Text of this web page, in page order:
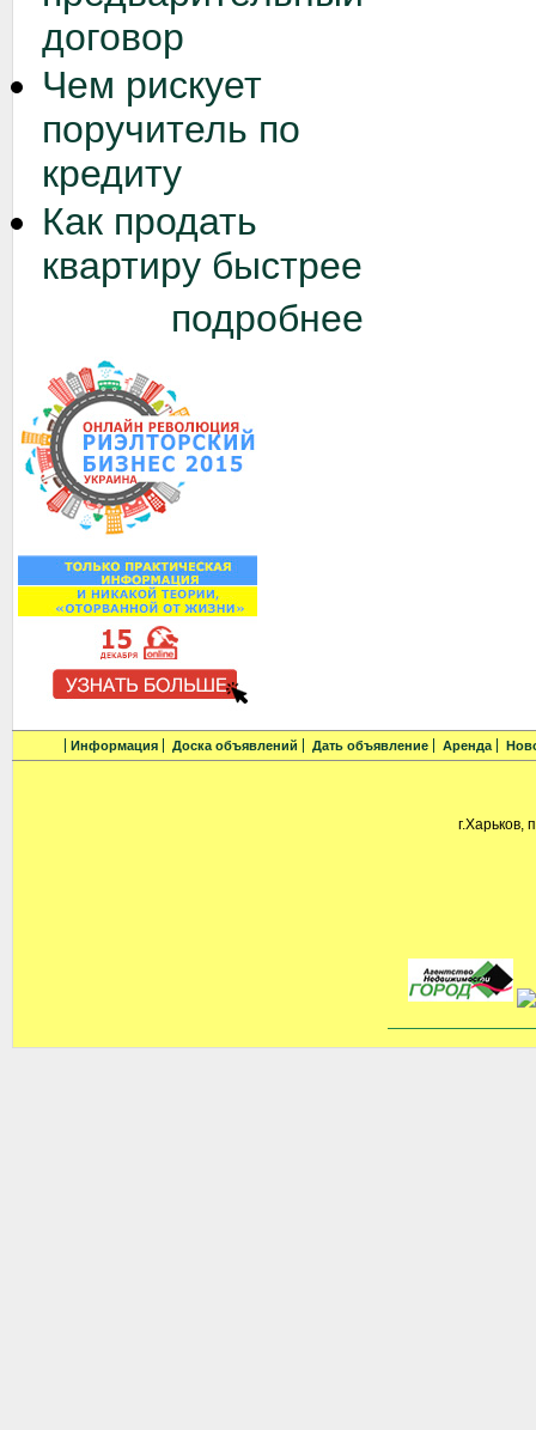
договор
Чем рискует
поручитель по
кредиту
Как продать
квартиру быстрее
подробнее
Информация Доска объявлений Дать объявление Аренда
г.Харьков,